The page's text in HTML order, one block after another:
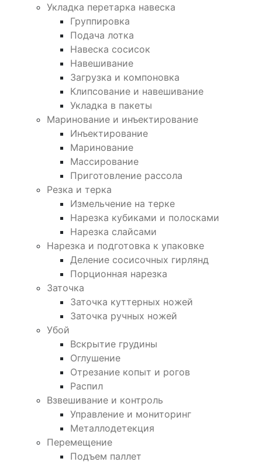
Укладка перетарка навеска
Группировка
Подача лотка
Навеска сосисок
Навешивание
Загрузка и компоновка
Клипсование и навешивание
Укладка в пакеты
Маринование и инъектирование
Инъектирование
Маринование
Массирование
Приготовление рассола
Резка и терка
Измельчение на терке
Нарезка кубиками и полосками
Нарезка слайсами
Нарезка и подготовка к упаковке
Деление сосисочных гирлянд
Порционная нарезка
Заточка
Заточка куттерных ножей
Заточка ручных ножей
Убой
Вскрытие грудины
Оглушение
Отрезание копыт и рогов
Распил
Взвешивание и контроль
Управление и мониторинг
Металлодетекция
Перемещение
Подъем паллет